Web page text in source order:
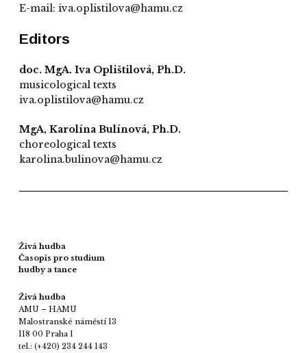
E-mail: iva.oplistilova@hamu.cz
Editors
doc. MgA. Iva Oplištilová, Ph.D.
musicological texts
iva.oplistilova@hamu.cz
MgA, Karolína Bulínová, Ph.D.
choreological texts
karolina.bulinova@hamu.cz
Živá hudba
Časopis pro studium
hudby a tance
Živá hudba
AMU – HAMU
Malostranské náměstí 13
118 00 Praha 1
tel.: (+420) 234 244 143